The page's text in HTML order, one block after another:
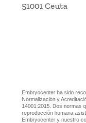
51001 Ceuta
Embryocenter ha sido
Normalización y
14001:2015. Dos normas
reproducción humana
Embryocenter y nuestro